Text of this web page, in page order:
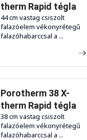
therm Rapid tégla
44 cm vastag csiszolt
falazóelem vékonyrétegű
falazóhabarccsal a ...
Porotherm 38 X-
therm Rapid tégla
38 cm vastag csiszolt
falazóelem vékonyrétegű
falazóhabarccsal a ...